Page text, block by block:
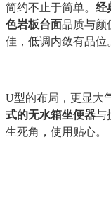
简约不止于简单。 经
色岩板台面品质与颜
佳，低调内敛有品位
U型的布局，更显大
式的无水箱坐便器与
生死角，使用贴心。